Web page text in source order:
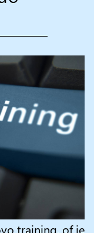
training, of je